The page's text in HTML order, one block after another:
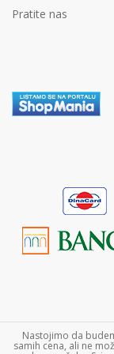
Postanite partner
Politika privatnosti
Zamena veličine i
Reklamacije
Najčešća pitanja
Pratite nas
Nastojimo da
samih cena, ali ne